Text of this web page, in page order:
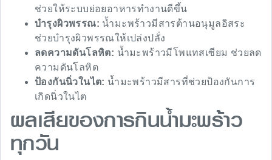
ช่วยให้ระบบย่อยอาหารทำงานดีขึ้น
บำรุงผิวพรรณ: น้ำมะพร้าวมีสารต้านอนุมูลอิสระ
ช่วยบำรุงผิวพรรณให้เปล่งปลั่ง
ลดความดันโลหิต: น้ำมะพร้าวมีโพแทสเซียม ช่วยลด
ความดันโลหิต
ป้องกันนิ่วในไต: น้ำมะพร้าวมีสารที่ช่วยป้องกันการ
เกิดนิ่วในไต
ผลเสียของการกินน้ำมะพร้าว
ทุกวัน